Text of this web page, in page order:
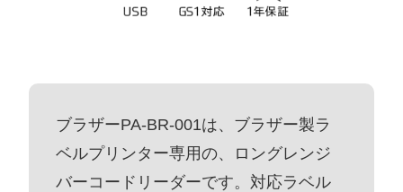
ブラザーPA-BR-001は、ブラザー製ラ
ベルプリンター専用の、ロングレンジ
バーコードリーダーです。対応ラベル